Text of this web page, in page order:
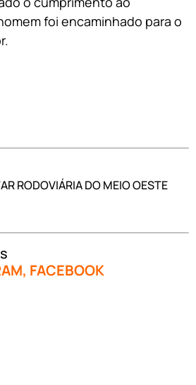
foi encaminhado para o
RODOVIÁRIA DO MEIO OESTE
, FACEBOOK